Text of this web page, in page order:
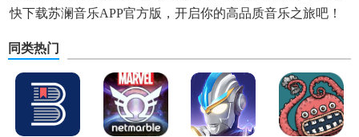
快下载苏澜音乐APP官方版，开启你的高品质音乐之旅吧！
同类热门